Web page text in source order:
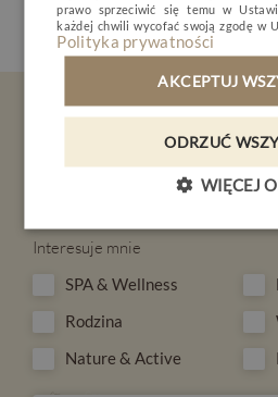
BIZNES
Bądź na bieżąco
Interesuje mnie
SPA & Wellness
Rodzina
Nature & Active
prawo sprzeciwić się temu w
każdej chwili wycofać swoją zgodę w
Polityka prywatności
AKCEPTUJ
ODRZUĆ
WIĘCEJ